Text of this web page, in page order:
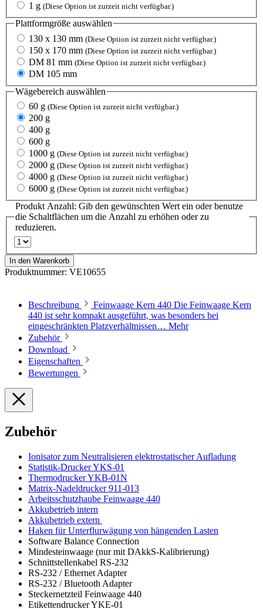
1 g (Diese Option ist zurzeit nicht verfügbar.)
Plattformgröße auswählen
130 x 130 mm (Diese Option ist zurzeit nicht verfügbar.)
150 x 170 mm (Diese Option ist zurzeit nicht verfügbar.)
DM 81 mm (Diese Option ist zurzeit nicht verfügbar.)
DM 105 mm
Wägebereich auswählen
60 g (Diese Option ist zurzeit nicht verfügbar.)
200 g
400 g
600 g
1000 g (Diese Option ist zurzeit nicht verfügbar.)
2000 g (Diese Option ist zurzeit nicht verfügbar.)
4000 g (Diese Option ist zurzeit nicht verfügbar.)
6000 g (Diese Option ist zurzeit nicht verfügbar.)
Produkt Anzahl: Gib den gewünschten Wert ein oder benutze
die Schaltflächen um die Anzahl zu erhöhen oder zu
reduzieren.
In den Warenkorb
Produktnummer: VE10655
Beschreibung
Feinwaage Kern 440 Die Feinwaage Kern
440 ist sehr kompakt ausgeführt, was besonders bei
eingeschränkten Platzverhältnissen… Mehr
Zubehör
Download
Eigenschaften
Bewertungen
Zubehör
Ionisator zum Neutralisieren elektrostatischer Aufladung
Statistik-Drucker YKS-01
Thermodrucker YKB-01N
Matrix-Nadeldrucker 911-013
Arbeitsschutzhaube Feinwaage 440
Akkubetrieb intern
Akkubetrieb extern
Haken für Unterflurwägung von hängenden Lasten
Software Balance Connection
Mindesteinwaage (nur mit DAkkS-Kalibrierung)
Schnittstellenkabel RS-232
RS-232 / Ethernet Adapter
RS-232 / Bluetooth Adapter
Steckernetzteil Feinwaage 440
Etikettendrucker YKE-01